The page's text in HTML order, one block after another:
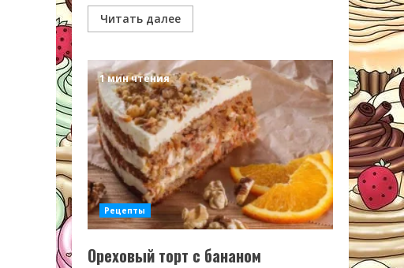
Читать далее
1 мин чтения
Рецепты
Ореховый торт с бананом